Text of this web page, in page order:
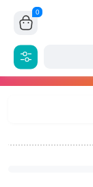
0